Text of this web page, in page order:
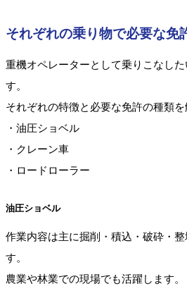
それぞれの乗り物で必要な免
重機オペレーターとして乗りこなし
す。
それぞれの特徴と必要な免許の種類を
・油圧ショベル
・クレーン車
・ロードローラー
油圧ショベル
作業内容は主に掘削・積込・破砕・
す。
農業や林業での現場でも活躍します。